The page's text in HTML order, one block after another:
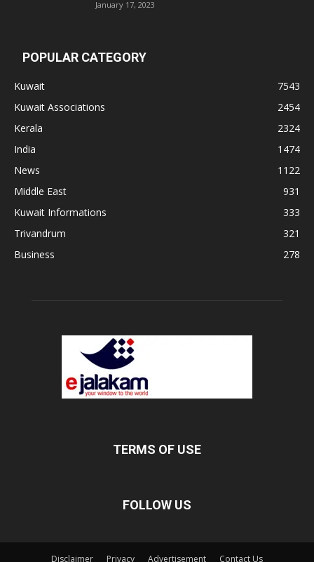
January 17, 2023
POPULAR CATEGORY
Kuwait
7543
Kuwait Associations
2454
Kerala
2324
India
1474
News
1122
Middle East
931
Kuwait Informations
333
Trivandrum
321
Business
278
TERMS OF USE
FOLLOW US
Disclaimer Privacy Advertisement Contact Us